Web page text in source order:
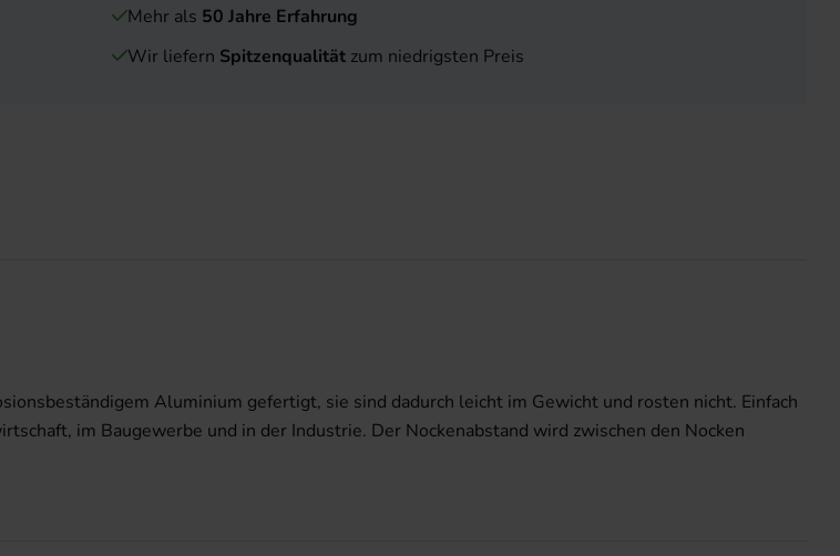
Mehr als 50 Jahre Erfahrung
Wir liefern Spitzenqualität zum niedrigsten Preis
Aluminium gefertigt, sie sind dadurch leicht im Gewicht und rosten nicht. Einfach
im Baugewerbe und in der Industrie. Der Nockenabstand wird zwischen den Nocken